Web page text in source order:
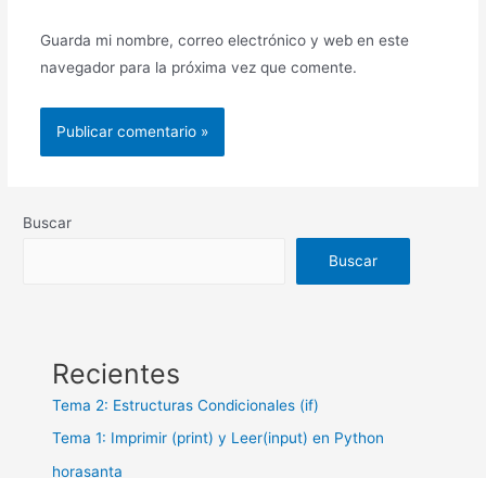
Guarda mi nombre, correo electrónico y web en este
navegador para la próxima vez que comente.
Buscar
Buscar
Recientes
Tema 2: Estructuras Condicionales (if)
Tema 1: Imprimir (print) y Leer(input) en Python
horasanta